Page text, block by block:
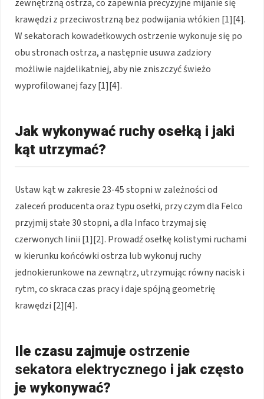
zewnętrzną ostrza, co zapewnia precyzyjne mijanie się
krawędzi z przeciwostrzną bez podwijania włókien [1][4].
W sekatorach kowadełkowych ostrzenie wykonuje się po
obu stronach ostrza, a następnie usuwa zadziory
możliwie najdelikatniej, aby nie zniszczyć świeżo
wyprofilowanej fazy [1][4].
Jak wykonywać ruchy osełką i jaki
kąt utrzymać?
Ustaw kąt w zakresie 23-45 stopni w zależności od
zaleceń producenta oraz typu osełki, przy czym dla Felco
przyjmij stałe 30 stopni, a dla Infaco trzymaj się
czerwonych linii [1][2]. Prowadź osełkę kolistymi ruchami
w kierunku końcówki ostrza lub wykonuj ruchy
jednokierunkowe na zewnątrz, utrzymując równy nacisk i
rytm, co skraca czas pracy i daje spójną geometrię
krawędzi [2][4].
Ile czasu zajmuje ostrzenie
sekatora elektrycznego i jak często
je wykonywać?